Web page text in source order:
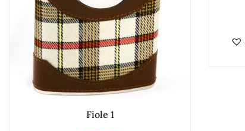
Fiole 1